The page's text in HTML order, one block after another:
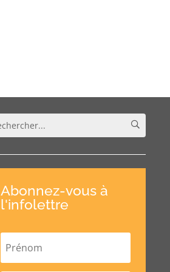
Abonnez-vous à
l'infolettre